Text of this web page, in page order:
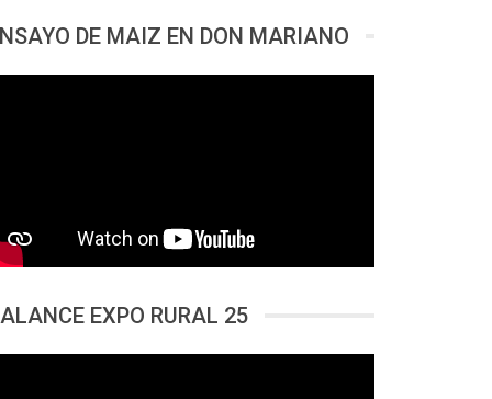
DE MAIZ EN DON MARIANO
EXPO RURAL 25